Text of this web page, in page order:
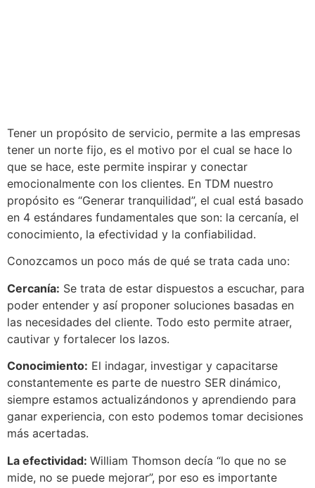
Tener un propósito de servicio, permite a las empresas
tener un norte fijo, es el motivo por el cual se hace lo
que se hace, este permite inspirar y conectar
emocionalmente con los clientes. En TDM nuestro
propósito es “Generar tranquilidad”, el cual está basado
en 4 estándares fundamentales que son: la cercanía, el
conocimiento, la efectividad y la confiabilidad.
Conozcamos un poco más de qué se trata cada uno:
Cercanía: Se trata de estar dispuestos a escuchar, para
poder entender y así proponer soluciones basadas en
las necesidades del cliente. Todo esto permite atraer,
cautivar y fortalecer los lazos.
Conocimiento: El indagar, investigar y capacitarse
constantemente es parte de nuestro SER dinámico,
siempre estamos actualizándonos y aprendiendo para
ganar experiencia, con esto podemos tomar decisiones
más acertadas.
La efectividad: William Thomson decía “lo que no se
mide, no se puede mejorar”, por eso es importante